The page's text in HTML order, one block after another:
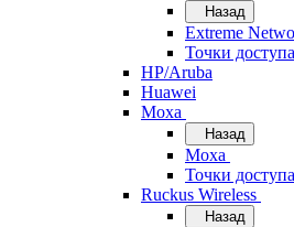
Назад
Extreme
Точки
HP/Aruba
Huawei
Moxa
Назад
Moxa
Точки доступа
Ruckus Wireless
Назад